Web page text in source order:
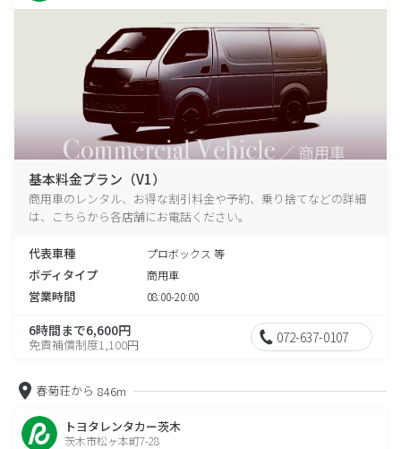
基本料金プラン（V1）
商用車のレンタル、お得な割引料金や予約、乗り捨てなどの詳細
は、こちらから各店舗にお電話ください。
代表車種 プロボックス 等
ボディタイプ 商用車
営業時間 08:00-20:00
6時間まで6,600円
免責補償制度1,100円 072-637-0107
春菊荘から 846m
トヨタレンタカー茨木
茨木市松ヶ本町7-28